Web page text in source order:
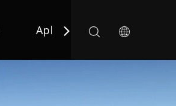
Aplicativo Notícias